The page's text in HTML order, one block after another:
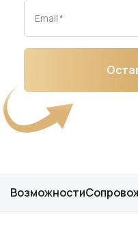
Email*
Возможности